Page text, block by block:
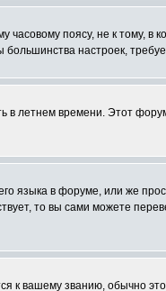
поясу, не к тому,
настроек,
в летнем времени. Этот
языка в форуме, или же
то вы сами можете
к вашему званию, обычно